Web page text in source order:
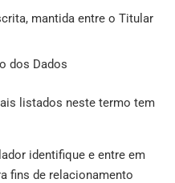
mantida entre o Titular
dos Dados
listados neste termo tem
identifique e entre em
fins de relacionamento